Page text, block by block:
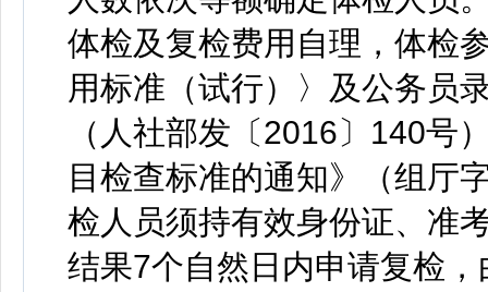
体检及复检费用自理，体检
用标准（试行）〉及公务员
（人社部发〔2016〕140号
目检查标准的通知》（组厅
检人员须持有效身份证、准
结果7个自然日内申请复检